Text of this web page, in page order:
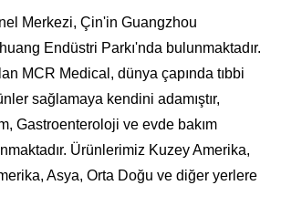
Merkezi, Çin'in Guangzhou
Endüstri Parkı'nda bulunmaktadır.
MCR Medical, dünya çapında tıbbi
sağlamaya kendini adamıştır,
Gastroenteroloji ve evde bakım
Ürünlerimiz Kuzey Amerika,
Asya, Orta Doğu ve diğer yerlere